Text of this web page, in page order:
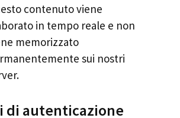
contenuto viene
in tempo reale e non
memorizzato
sui nostri
di autenticazione